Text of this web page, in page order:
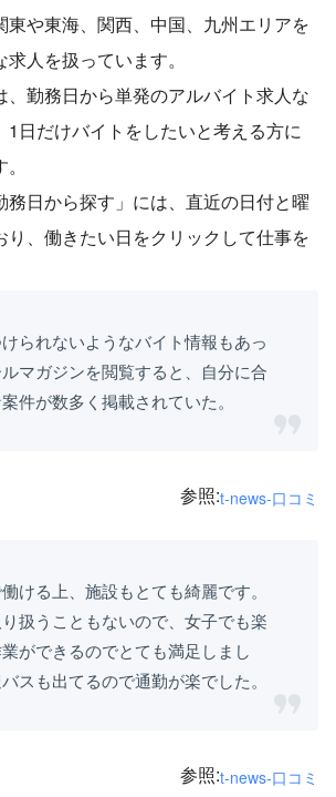
東や東海、関西、中国、九州エリアを
人を扱っています。
、勤務日から単発のアルバイト求人な
1日だけバイトをしたいと考える方に
務日から探す」には、直近の日付と曜
り、働きたい日をクリックして仕事を
られないようなバイト情報もあっ
マガジンを閲覧すると、自分に合
件が数多く掲載されていた。
参照:t-news-口コミ
ける上、施設もとても綺麗です。
扱うこともないので、女子でも楽
ができるのでとても満足しまし
スも出てるので通勤が楽でした。
参照:t-news-口コミ